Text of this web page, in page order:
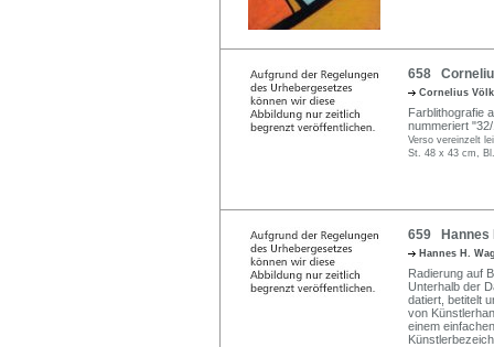
658
Cornelius
Farblithografie
nummeriert
Verso vereinzelt
St. 48 x 43 cm,
659 Hannes
Hannes H.
Radierung auf
Unterhalb der
datiert, betitelt
von
einem